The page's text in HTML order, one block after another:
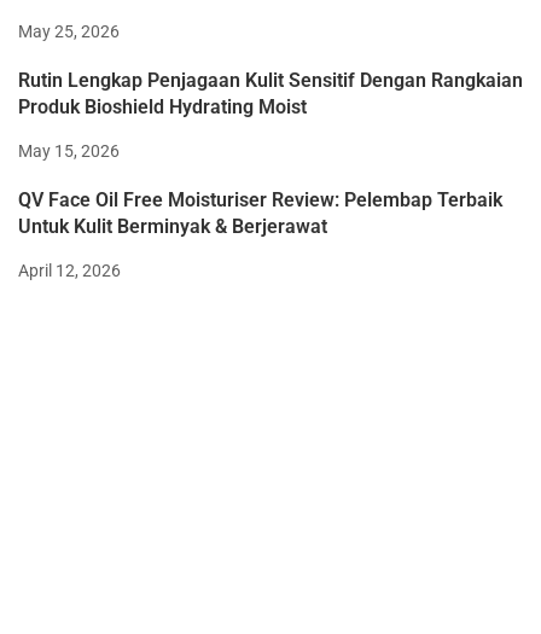
May 25, 2026
Rutin Lengkap Penjagaan Kulit Sensitif Dengan Rangkaian
Produk Bioshield Hydrating Moist
May 15, 2026
QV Face Oil Free Moisturiser Review: Pelembap Terbaik
Untuk Kulit Berminyak & Berjerawat
April 12, 2026